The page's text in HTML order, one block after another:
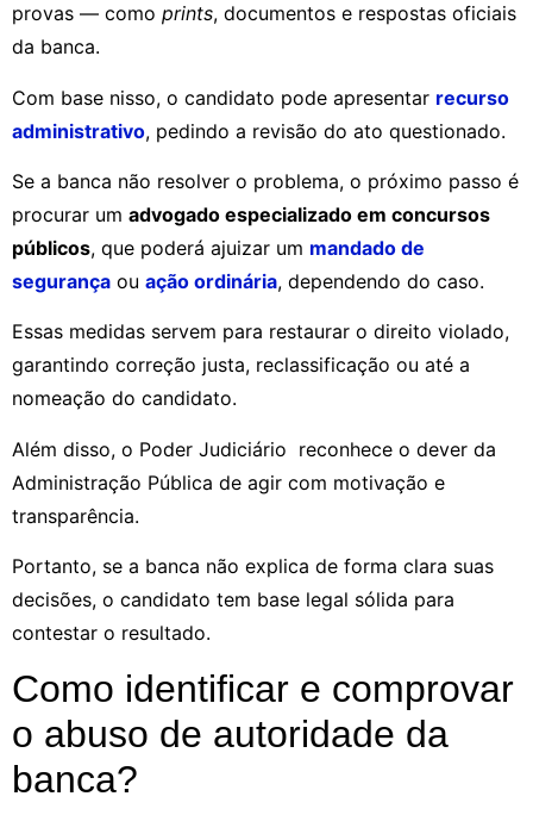
provas — como prints, documentos e respostas oficiais
da banca.
Com base nisso, o candidato pode apresentar recurso
administrativo, pedindo a revisão do ato questionado.
Se a banca não resolver o problema, o próximo passo é
procurar um advogado especializado em concursos
públicos, que poderá ajuizar um mandado de
segurança ou ação ordinária, dependendo do caso.
Essas medidas servem para restaurar o direito violado,
garantindo correção justa, reclassificação ou até a
nomeação do candidato.
Além disso, o Poder Judiciário reconhece o dever da
Administração Pública de agir com motivação e
transparência.
Portanto, se a banca não explica de forma clara suas
decisões, o candidato tem base legal sólida para
contestar o resultado.
Como identificar e comprovar
o abuso de autoridade da
banca?